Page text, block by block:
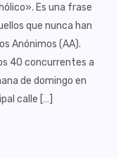
Es una frase
que nunca han
Anónimos (AA).
40 concurrentes a
de domingo en
calle […]